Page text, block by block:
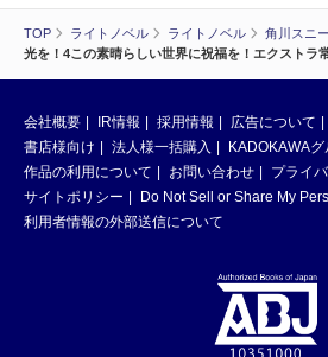
TOP ライトノベル ライトノベル 角川スニ
光を！4この素晴らしい世界に祝福を！エクストラ
会社概要 IR情報 採用情報 広告について
書店様向け
法人様一括購入
KADOKAWA
作品の利用について
お問い合わせ
プライ
サイトポリシー
Do Not Sell or Share My
利用者情報の外部送信について